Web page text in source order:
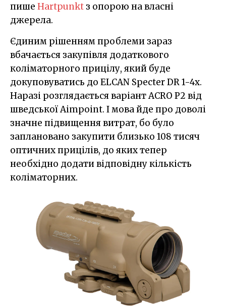
пише Hartpunkt з опорою на власні
джерела.
Єдиним рішенням проблеми зараз
вбачається закупівля додаткового
коліматорного прицілу, який буде
докуповуватись до ELCAN Specter DR 1-4x.
Наразі розглядається варіант ACRO P2 від
шведської Aimpoint. І мова йде про доволі
значне підвищення витрат, бо було
заплановано закупити близько 108 тисяч
оптичних прицілів, до яких тепер
необхідно додати відповідну кількість
коліматорних.